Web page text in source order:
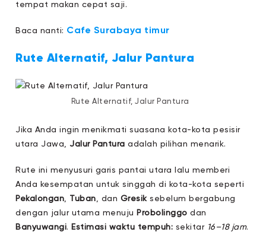
tempat makan cepat saji.
Baca nanti: Cafe Surabaya timur
Rute Alternatif, Jalur Pantura
Rute Alternatif, Jalur Pantura
Jika Anda ingin menikmati suasana kota-kota pesisir
utara Jawa, Jalur Pantura adalah pilihan menarik.
Rute ini menyusuri garis pantai utara lalu memberi
Anda kesempatan untuk singgah di kota-kota seperti
Pekalongan
Tuban , dan Gresiksebelum bergabung
dengan jalur utama menuju Probolinggo dan
Banyuwangi. Estimasi waktu tempuh: sekitar 16–18 jam.